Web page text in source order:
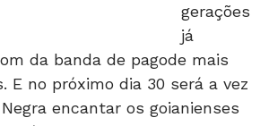
já
da banda de pagode mais
E no próximo dia 30 será a vez
encantar os goianienses
já consagrados pelos fãs.